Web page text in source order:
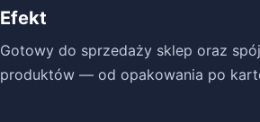
Efekt
Gotowy do sprzedaży sklep oraz
produktów — od opakowania po